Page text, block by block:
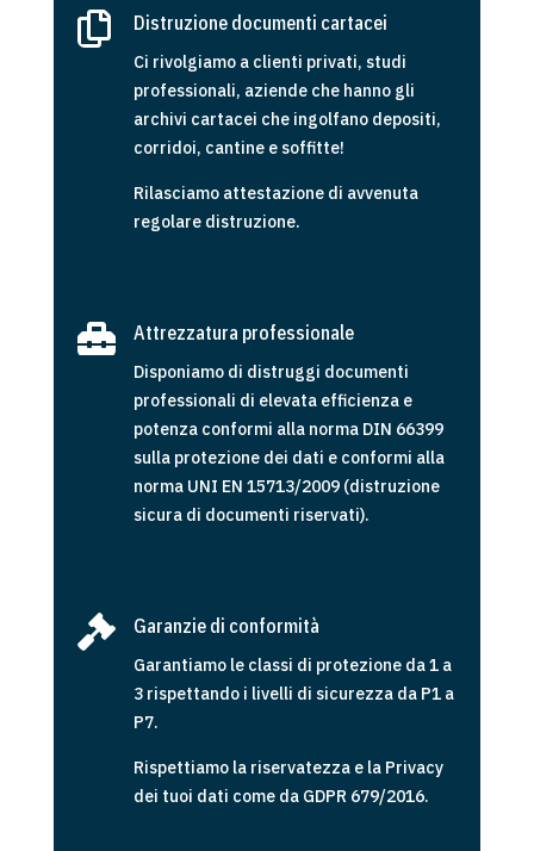
 Distruzione documenti cartacei
Ci rivolgiamo a clienti privati, studi
professionali, aziende che hanno gli
archivi cartacei che ingolfano depositi,
corridoi, cantine e soffitte!
Rilasciamo attestazione di avvenuta
regolare distruzione.
 Attrezzatura professionale
Disponiamo di distruggi documenti
professionali di elevata efficienza e
potenza conformi alla norma DIN 66399
sulla protezione dei dati e conformi alla
norma UNI EN 15713/2009 (distruzione
sicura di documenti riservati).
 Garanzie di conformità
Garantiamo le classi di protezione da 1 a
3 rispettando i livelli di sicurezza da P1 a
P7.
Rispettiamo la riservatezza e la Privacy
dei tuoi dati come da GDPR 679/2016.